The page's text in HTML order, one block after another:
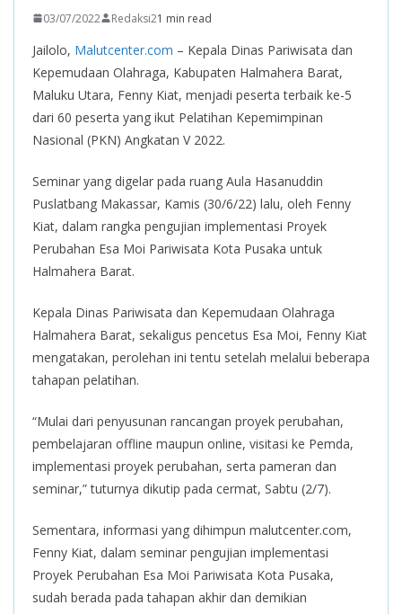
03/07/2022 Redaksi21 min read
Jailolo, Malutcenter.com – Kepala Dinas Pariwisata dan
Kepemudaan Olahraga, Kabupaten Halmahera Barat,
Maluku Utara, Fenny Kiat, menjadi peserta terbaik ke-5
dari 60 peserta yang ikut Pelatihan Kepemimpinan
Nasional (PKN) Angkatan V 2022.
Seminar yang digelar pada ruang Aula Hasanuddin
Puslatbang Makassar, Kamis (30/6/22) lalu, oleh Fenny
Kiat, dalam rangka pengujian implementasi Proyek
Perubahan Esa Moi Pariwisata Kota Pusaka untuk
Halmahera Barat.
Kepala Dinas Pariwisata dan Kepemudaan Olahraga
Halmahera Barat, sekaligus pencetus Esa Moi, Fenny Kiat
mengatakan, perolehan ini tentu setelah melalui beberapa
tahapan pelatihan.
“Mulai dari penyusunan rancangan proyek perubahan,
pembelajaran offline maupun online, visitasi ke Pemda,
implementasi proyek perubahan, serta pameran dan
seminar,” tuturnya dikutip pada cermat, Sabtu (2/7).
Sementara, informasi yang dihimpun malutcenter.com,
Fenny Kiat, dalam seminar pengujian implementasi
Proyek Perubahan Esa Moi Pariwisata Kota Pusaka,
sudah berada pada tahapan akhir dan demikian